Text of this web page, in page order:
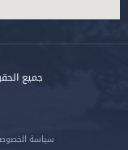
جميع
سياسة